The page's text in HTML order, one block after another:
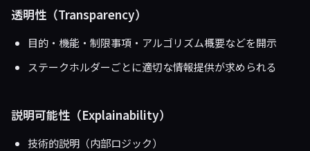
透明性（Transparency）
目的・機能・制限事項・アルゴリズム概要などを開示
ステークホルダーごとに適切な情報提供が求められる
説明可能性（Explainability）
技術的説明（内部ロジック）